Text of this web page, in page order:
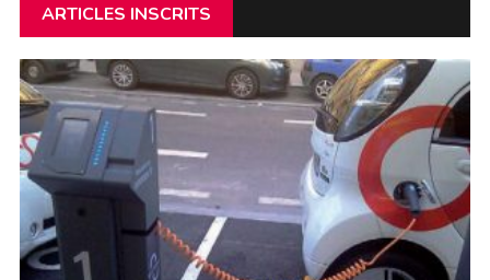
ARTICLES INSCRITS